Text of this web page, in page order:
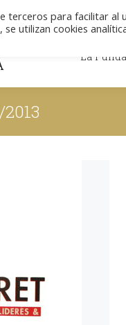
La
terceros para facilitar al
utilizan cookies
La